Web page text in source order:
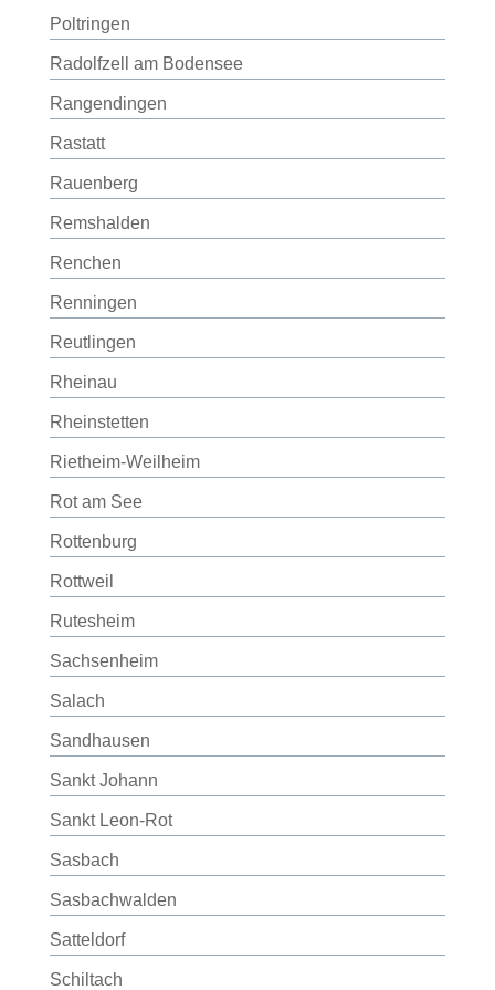
Poltringen
Radolfzell am Bodensee
Rangendingen
Rastatt
Rauenberg
Remshalden
Renchen
Renningen
Reutlingen
Rheinau
Rheinstetten
Rietheim-Weilheim
Rot am See
Rottenburg
Rottweil
Rutesheim
Sachsenheim
Salach
Sandhausen
Sankt Johann
Sankt Leon-Rot
Sasbach
Sasbachwalden
Satteldorf
Schiltach